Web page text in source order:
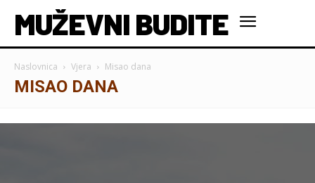
MUŽEVNI BUDITE
Naslovnica Vjera Misao dana
MISAO DANA